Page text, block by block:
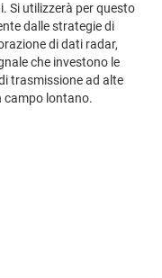
Si utilizzerà per questo
dalle strategie di
di dati radar,
che investono le
trasmissione ad alte
campo lontano.